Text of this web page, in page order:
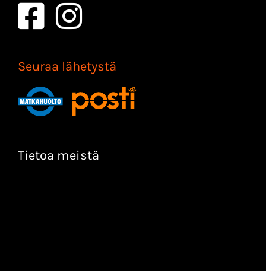
Seuraa lähetystä
Tietoa meistä